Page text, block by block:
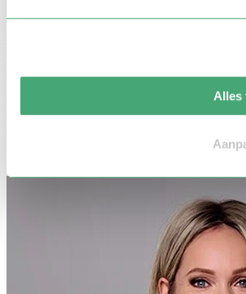
Alles
Persoonlijk leiderschap | Leiderschap &